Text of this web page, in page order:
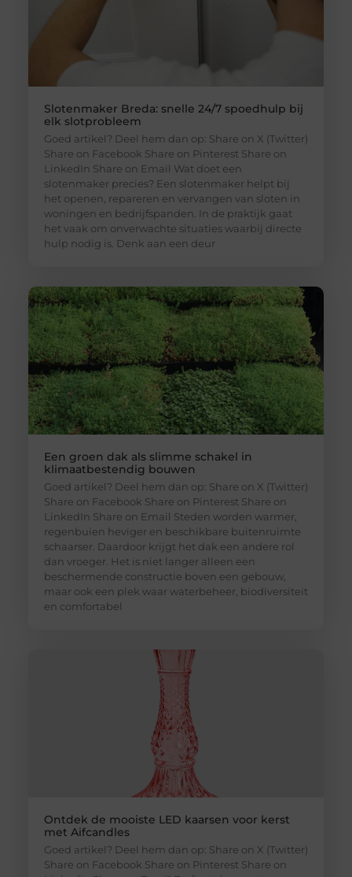
Slotenmaker Breda: snelle 24/7 spoedhulp bij
elk slotprobleem
Goed artikel? Deel hem dan op: Share on X (Twitter)
Share on Facebook Share on Pinterest Share on
LinkedIn Share on Email Wat doet een
slotenmaker precies? Een slotenmaker helpt bij
het openen, repareren en vervangen van sloten in
woningen en bedrijfspanden. In de praktijk gaat
het vaak om onverwachte situaties waarbij directe
hulp nodig is. Denk aan een deur
Een groen dak als slimme schakel in
klimaatbestendig bouwen
Goed artikel? Deel hem dan op: Share on X (Twitter)
Share on Facebook Share on Pinterest Share on
LinkedIn Share on Email Steden worden warmer,
regenbuien heviger en beschikbare buitenruimte
schaarser. Daardoor krijgt het dak een andere rol
dan vroeger. Het is niet langer alleen een
beschermende constructie boven een gebouw,
maar ook een plek waar waterbeheer, biodiversiteit
en comfortabel
Ontdek de mooiste LED kaarsen voor kerst
met Aifcandles
Goed artikel? Deel hem dan op: Share on X (Twitter)
Share on Facebook Share on Pinterest Share on